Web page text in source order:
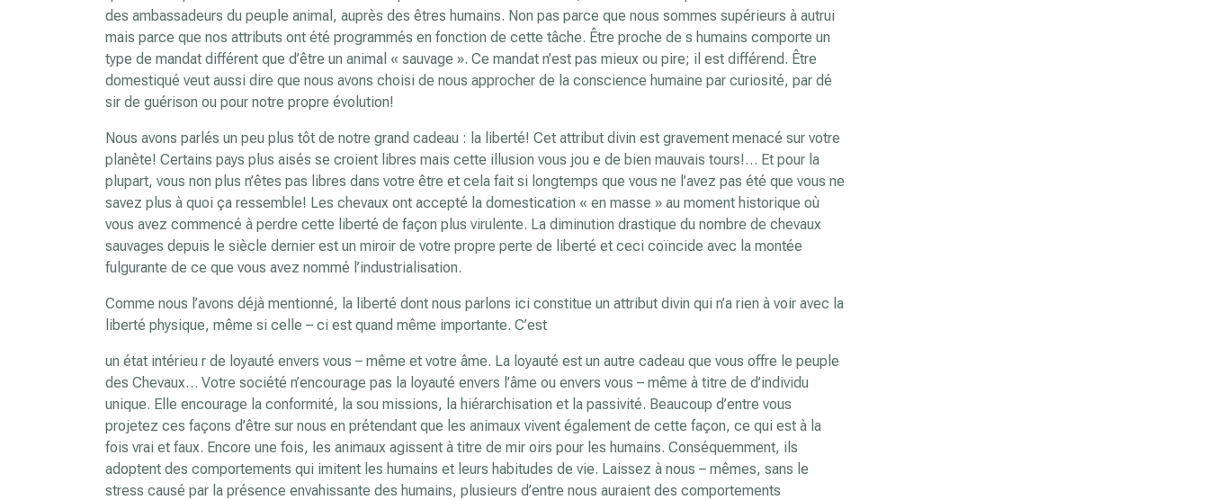
des ambassadeurs du peuple animal, auprès des êtres humains. Non pas parce que nous sommes supérieurs à autrui
mais parce que nos attributs ont été programmés en fonction de cette tâche. Être proche de s humains comporte un
type de mandat différent que d’être un animal « sauvage ». Ce mandat n’est pas mieux ou pire; il est différend. Être
domestiqué veut aussi dire que nous avons choisi de nous approcher de la conscience humaine par curiosité, par dé
sir de guérison ou pour notre propre évolution!
Nous avons parlés un peu plus tôt de notre grand cadeau : la liberté! Cet attribut divin est gravement menacé sur votre
planète! Certains pays plus aisés se croient libres mais cette illusion vous jou e de bien mauvais tours!… Et pour la
plupart, vous non plus n’êtes pas libres dans votre être et cela fait si longtemps que vous ne l’avez pas été que vous ne
savez plus à quoi ça ressemble! Les chevaux ont accepté la domestication « en masse » au moment historique où
vous avez commencé à perdre cette liberté de façon plus virulente. La diminution drastique du nombre de chevaux
sauvages depuis le siècle dernier est un miroir de votre propre perte de liberté et ceci coïncide avec la montée
fulgurante de ce que vous avez nommé l’industrialisation.
Comme nous l’avons déjà mentionné, la liberté dont nous parlons ici constitue un attribut divin qui n’a rien à voir avec la
liberté physique, même si celle – ci est quand même importante. C’est
un état intérieu r de loyauté envers vous – même et votre âme. La loyauté est un autre cadeau que vous offre le peuple
des Chevaux… Votre société n’encourage pas la loyauté envers l’âme ou envers vous – même à titre de d’individu
unique. Elle encourage la conformité, la sou missions, la hiérarchisation et la passivité. Beaucoup d’entre vous
projetez ces façons d’être sur nous en prétendant que les animaux vivent également de cette façon, ce qui est à la
fois vrai et faux. Encore une fois, les animaux agissent à titre de mir oirs pour les humains. Conséquemment, ils
adoptent des comportements qui imitent les humains et leurs habitudes de vie. Laissez à nous – mêmes, sans le
stress causé par la présence envahissante des humains, plusieurs d’entre nous auraient des comportements